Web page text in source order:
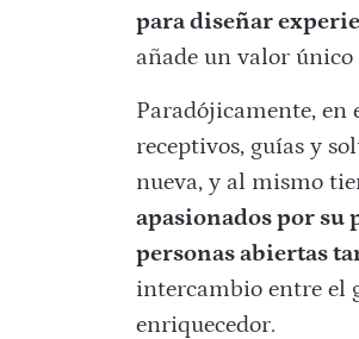
para diseñar
añade un valor único
Paradójicamente, en
receptivos, guías y
nueva, y al mismo
apasionados por su
personas abiertas
intercambio entre el
enriquecedor.